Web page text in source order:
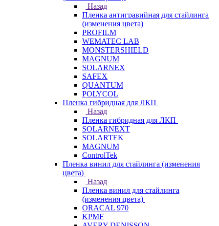
Назад
Пленка антигравийная для стайлинга
(изменения цвета)
PROFILM
WEMATEC LAB
MONSTERSHIELD
MAGNUM
SOLARNEX
SAFEX
QUANTUM
POLYCOL
Пленка гибридная для ЛКП
Назад
Пленка гибридная для ЛКП
SOLARNEXT
SOLARTEK
MAGNUM
ControlTek
Пленка винил для стайлинга (изменения
цвета)
Назад
Пленка винил для стайлинга
(изменения цвета)
ORACAL 970
KPMF